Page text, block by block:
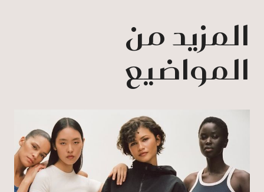
المزيد من
المواضيع